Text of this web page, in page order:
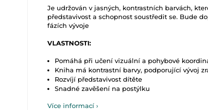
Je udržován v jasných, kontrastních barvách,
představivost a schopnost soustředit se. Bude
fázích vývoje
VLASTNOSTI:
Pomáhá při učení vizuální a pohybové
Kniha má kontrastní barvy, podporující vývoj
Rozvíjí představivost dítěte
Snadné zavěšení na postýlku
Více informací ›